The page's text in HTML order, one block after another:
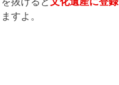
すよ。